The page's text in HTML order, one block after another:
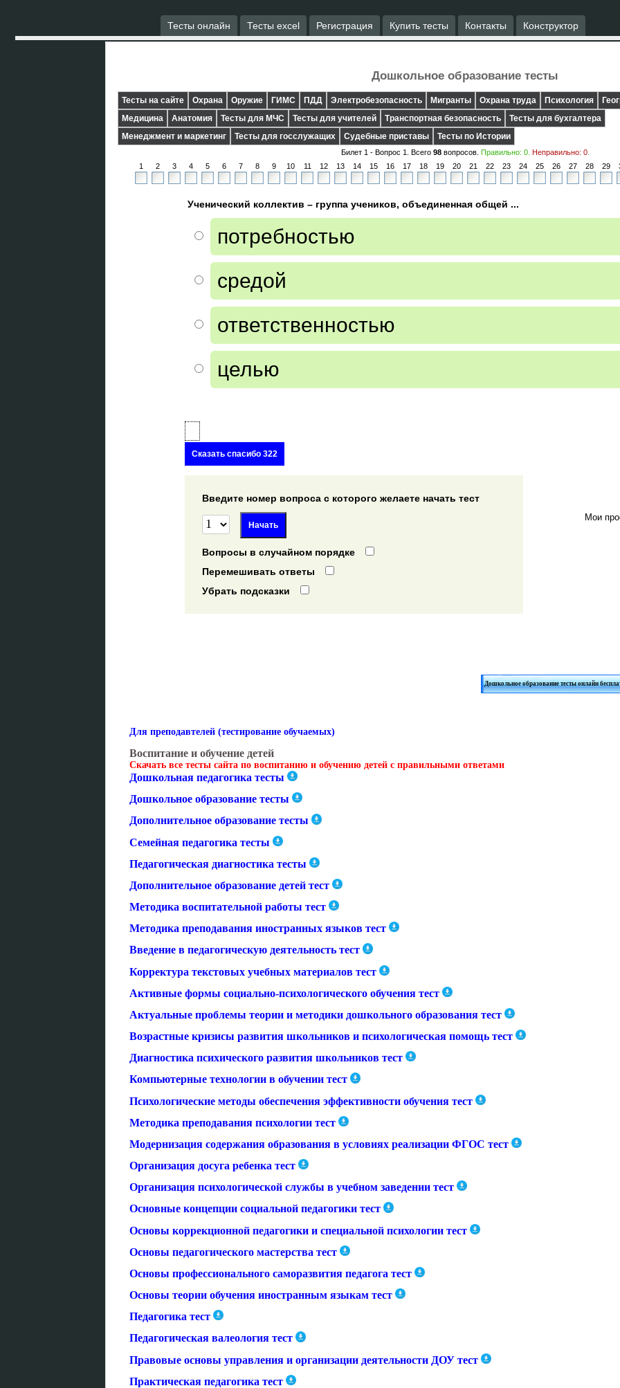
Тесты онлайн Тесты excel Регистрация Купить тесты Контакты Конструктор
Дошкольное образование тесты
Тесты на сайте Охрана Оружие ГИМС ПДД Электробезопасность Мигранты Охрана труда Психология
Медицина
Анатомия Тесты для МЧС Тесты для учителей Транспортная безопасность
Тесты для бухгалтера
Менеджмент и маркетинг
Тесты для госслужащих Судебные приставы Тесты по Истории
Билет 1 - Вопрос 1 . Всего 98вопросов. Правильно: 0. Неправильно: 0.
1
2 3 4 5 6 7 8 9 10 11 12 13 14 15 16 17 18 19 20 21 22 23 24 25 26 27 28 29
Ученический коллектив – группа учеников, объединенная общей ...
потребностью
средой
ответственностью
целью
Сказать спасибо 322
Введите номер вопроса с которого желаете начать тест
Вопросы в случайном порядке
Перемешивать ответы
Убрать подсказки
Мои
Дошкольное образование тесты онлайн
Для преподавтелей (тестирование обучаемых)
Воспитание и обучение детей
Скачать все тесты сайта по воспитанию и обучению детей с правильными ответами
Дошкольная педагогика тесты
Дошкольное образование тесты
Дополнительное образование тесты
Семейная педагогика тесты
Педагогическая диагностика тесты
Дополнительное образование детей тест
Методика воспитательной работы тест
Методика преподавания иностранных языков тест
Введение в педагогическую деятельность тест
Корректура текстовых учебных материалов тест
Активные формы социально-психологического обучения тест
Актуальные проблемы теории и методики дошкольного образования тест
Возрастные кризисы развития школьников и психологическая помощь тест
Диагностика психического развития школьников тест
Компьютерные технологии в обучении тест
Психологические методы обеспечения эффективности обучения тест
Методика преподавания психологии тест
Модернизация содержания образования в условиях реализации ФГОС тест
Организация досуга ребенка тест
Организация психологической службы в учебном заведении тест
Основные концепции социальной педагогики тест
Основы коррекционной педагогики и специальной психологии тест
Основы педагогического мастерства тест
Основы профессионального саморазвития педагога тест
Основы теории обучения иностранным языкам тест
Педагогика тест
Педагогическая валеология тест
Правовые основы управления и организации деятельности ДОУ тест
Практическая педагогика тест